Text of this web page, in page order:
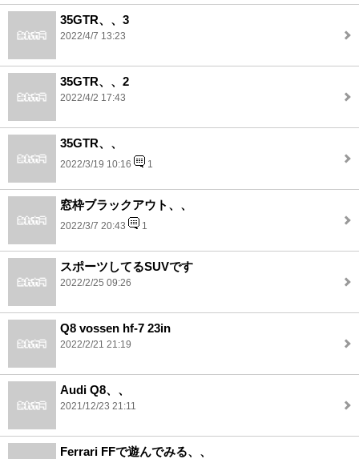
35GTR、、3
2022/4/7 13:23
35GTR、、2
2022/4/2 17:43
35GTR、、
2022/3/19 10:16 1
窓枠ブラックアウト、、
2022/3/7 20:43 1
スポーツしてるSUVです
2022/2/25 09:26
Q8 vossen hf-7 23in
2022/2/21 21:19
Audi Q8、、
2021/12/23 21:11
Ferrari FFで遊んでみる、、